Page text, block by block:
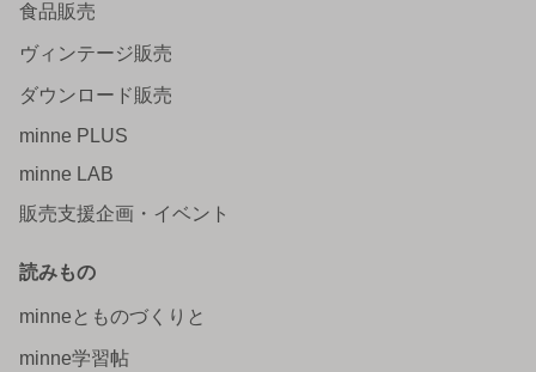
食品販売
ヴィンテージ販売
ダウンロード販売
minne PLUS
minne LAB
販売支援企画・イベント
読みもの
minneとものづくりと
minne学習帖